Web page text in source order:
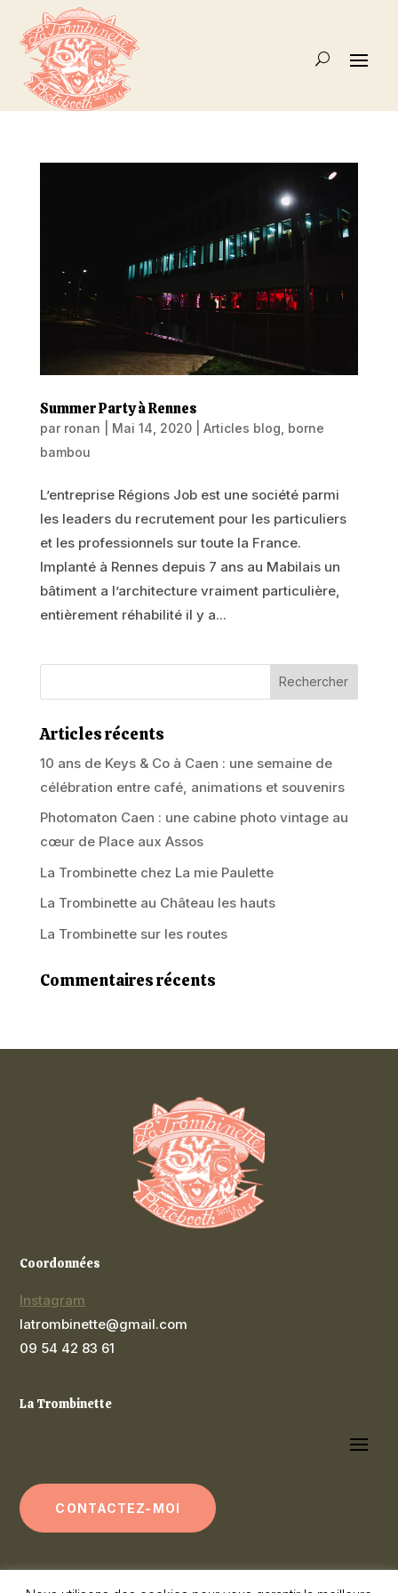
Summer Party à Rennes
par ronan Mai 14, 2020| Articles blog borne
bambou
L’entreprise Régions Job est une société parmi
les leaders du recrutement pour les particuliers
et les professionnels sur toute la France.
Implanté à Rennes depuis 7 ans au Mabilais un
bâtiment a l’architecture vraiment particulière,
entièrement réhabilité il y a...
Articles récents
10 ans de Keys & Co à Caen : une semaine de
célébration entre café, animations et souvenirs
Photomaton Caen : une cabine photo vintage au
cœur de Place aux Assos
La Trombinette chez La mie Paulette
La Trombinette au Château les hauts
La Trombinette sur les routes
Commentaires récents
Coordonnées
Instagram
latrombinette@gmail.com
09 54 42 83 61
La Trombinette
CONTACTEZ-MOI